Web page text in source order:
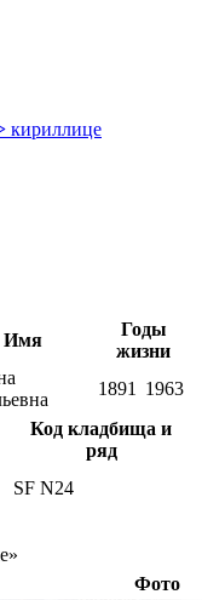
кириллице
Имя
Годы
жизни
1891 1963
Код кладбища и
ряд
SF N24
Фото